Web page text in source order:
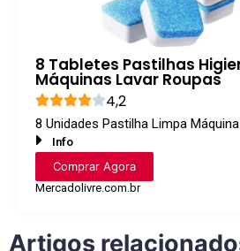
8 Tabletes Pastilhas
Máquinas Lavar Roupas
4,2
8 Unidades Pastilha Limpa
Info
Comprar Agora
Mercadolivre.com.br
Artigos